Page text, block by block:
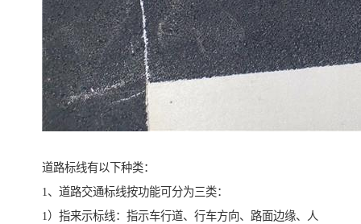
道路标线有以下种类：
1、道路交通标线按功能可分为三类：
1）指来示标线：指示车行道、行车方向、路面边缘、人